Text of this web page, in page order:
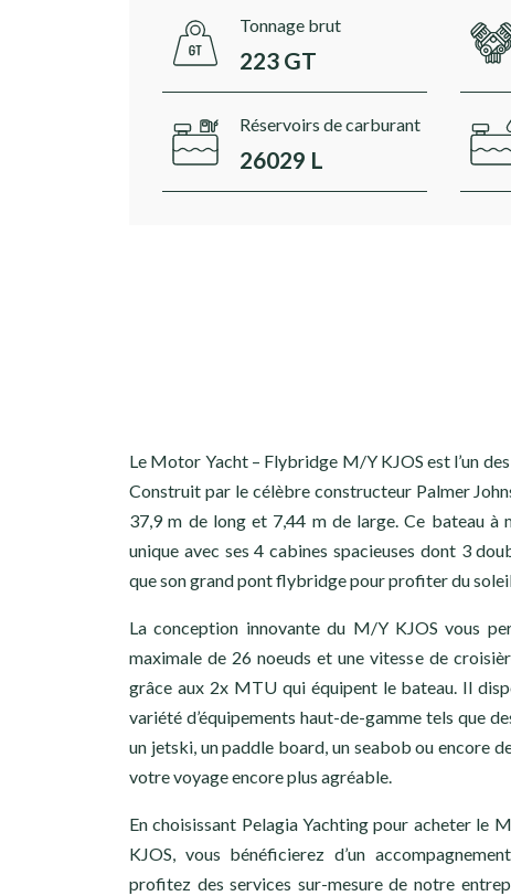
Tonnage brut
223 GT
Réservoirs de carburant
26029 L
Le Motor Yacht – Flybridge M/Y KJOS est l’un
Construit par le célèbre constructeur Palmer
37,9 m de long et 7,44 m de large. Ce bateau à
unique avec ses 4 cabines spacieuses dont 3
que son grand pont flybridge pour profiter du
La conception innovante du M/Y KJOS vous
maximale de 26 noeuds et une vitesse de
grâce aux 2x MTU qui équipent le bateau. Il
variété d’équipements haut-de-gamme tels que
un jetski, un paddle board, un seabob ou encore
votre voyage encore plus agréable.
En choisissant Pelagia Yachting pour acheter le
KJOS, vous bénéficierez d’un
profitez des services sur-mesure de notre